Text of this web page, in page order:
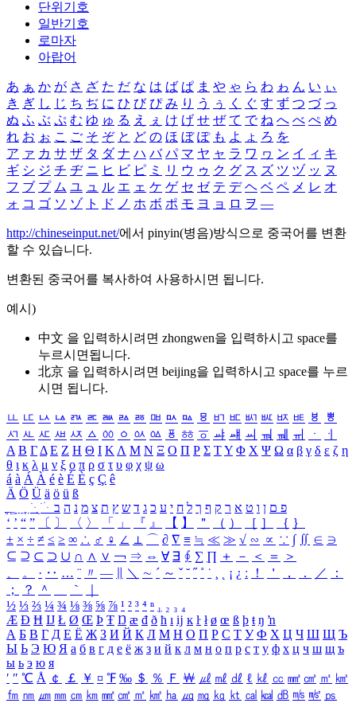
단위기호
일반기호
로마자
아랍어
あ ぁ か が さ ざ た だ な は ば ぱ ま や ゃ ら わ ゎ ん い ぃ
き ぎ し じ ち ぢ に ひ び ぴ み り う ぅ く ぐ す ず つ づ っ
ぬ ふ ぶ ぷ む ゆ ゅ る え ぇ け げ せ ぜ て で ね へ べ ぺ め
れ お ぉ こ ご そ ぞ と ど の ほ ぼ ぽ も よ ょ ろ を
ア ァ カ サ ザ タ ダ ナ ハ バ パ マ ヤ ャ ラ ワ ヮ ン イ ィ キ
ギ シ ジ チ ヂ ニ ヒ ビ ピ ミ リ ウ ゥ ク グ ス ズ ツ ヅ ッ ヌ
フ ブ プ ム ユ ュ ル エ ェ ケ ゲ セ ゼ テ デ ヘ ベ ペ メ レ オ
ォ コ ゴ ソ ゾ ト ド ノ ホ ボ ポ モ ヨ ョ ロ ヲ ―
http://chineseinput.net/에서 pinyin(병음)방식으로 중국어를 변환
할 수 있습니다.
변환된 중국어를 복사하여 사용하시면 됩니다.
예시)
中文 을 입력하시려면 zhongwen을 입력하시고 space를
누르시면됩니다.
北京 을 입력하시려면 beijing을 입력하시고 space를 누르
시면 됩니다.
ㅥ ㅦ ㅧ ㅨ ㅩ ㅪ ㅫ ㅬ ㅭ ㅮ ㅯ ㅰ ㅱ ㅲ ㅳ ㅴ ㅵ ㅶ ㅷ ㅸ
ㅹ
ㅺ ㅻ ㅼ ㅽ ㅾ ㅿ ㆀ ㆁ ㆂ ㆃ ㆄ ㆅ ㆆ ㆇ ㆈ ㆉ ㆊ ㆋ ㆌ ㆍ
ㆎ
Α Β ΓΔ Ε Ζ Η Θ Ι ΚΛ Μ Ν Ξ Ο Π Ρ Σ ΤΥ Φ Χ Ψ Ω α β γ δ ε ζ η
θ ι κ λ μ ν ξ ο π ρ σ τ υ φ χ ψ ω
á à Á À é è É È ç Ç ê
Ä Ö Ü ä ö ü ß
ִֶֹ ֻּ ׁׂ פ ם ן ו ט א ר ק ף ך ל ח י ע כ ג ד ש ץ ת צ מ נ ה ב
‘ ’ “ ” 〔 〕 〈 〉 「 」 『 』 【 】 ＂ （ ） ［ ］ ｛ ｝
± × ÷ ≠ ≤ ≥ ∞ ∴ ♂ ♀ ∠ ⊥ ⌒ ∂ ∇ ≡ ≒ ≪ ≫ √ ∽ ∝ ∵ ∫ ∬ ∈ ∋
⊆ ⊇ ⊂ ⊃ ∪ ∩ ∧ ∨ ￢ ⇒ ⇔ ∀ ∃ ∮ ∑ ∏ ＋ － ＜ ＝
＞
、
。 · ‥ … ¨ 〃 ― ＼ ∼ ´ ～ ˇ ˘ ˝ ˚ ˙ ¸ ¡ ¿ ː ！ ＇ ， ． ／
：
；
？ ＾ ｀
½ ⅓ ⅔ ¼ ¾ ⅛ ⅜ ⅝ ⅞ ¹ ² ³ ⁴ ⁿ ₁ ₂ ₃ ₄
Æ Ð Ħ Ĳ Ł Ø Œ Þ Ŧ Ŋ æ đ ð ħ ı ĳ ĸ ŀ ł ø œ ß þ ŧ ŋ ŉ
А Б В Г Д Е Ё Ж З И Й К Л М Н О П Р С Т У Ф Х Ц Ч Ш Щ Ъ
Ы Ь Э Ю Я а б в г д е ё ж з и й к л м н о п р с т у ф х ц ч ш щ ъ
ы ь э ю я
′ ″ ℃ Å ￠ ￡ ￥ ¤ ℉ ‰ ＄ ％ Ｆ ￦ ㎕ ㎖ ㎗ ℓ ㎘ ㏄ ㎣ ㎤ ㎥ ㎦
㎙ ㎚ ㎛ ㎜ ㎝ ㎞ ㎟ ㎠ ㎡ ㎢ ㏊ ㎍ ㎎ ㎏ ㏏ ㎈ ㎉ ㏈ ㎧ ㎨ ㎰